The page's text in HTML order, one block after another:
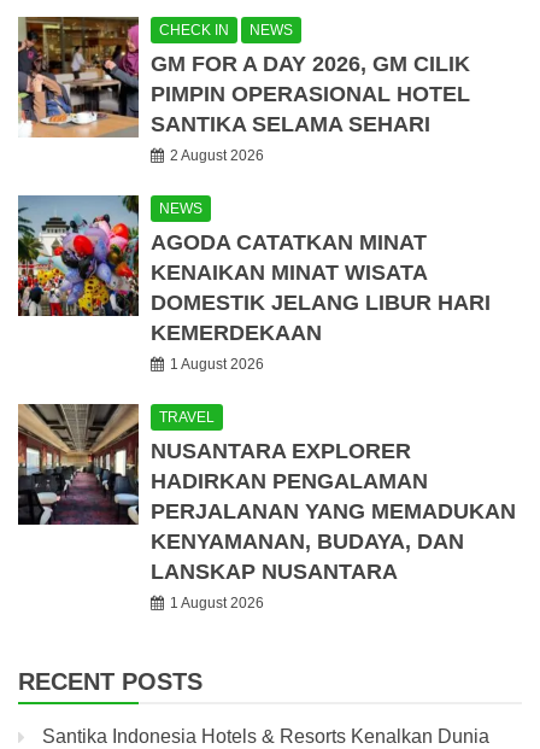
CHECK IN NEWS
GM FOR A DAY 2026, GM CILIK
PIMPIN OPERASIONAL HOTEL
SANTIKA SELAMA SEHARI
2 August 2026
NEWS
AGODA CATATKAN MINAT
KENAIKAN MINAT WISATA
DOMESTIK JELANG LIBUR HARI
KEMERDEKAAN
1 August 2026
TRAVEL
NUSANTARA EXPLORER
HADIRKAN PENGALAMAN
PERJALANAN YANG MEMADUKAN
KENYAMANAN, BUDAYA, DAN
LANSKAP NUSANTARA
1 August 2026
RECENT POSTS
Santika Indonesia Hotels & Resorts Kenalkan Dunia